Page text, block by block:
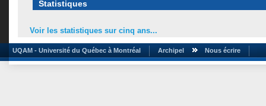
Statistiques
Voir les statistiques sur cinq ans...
UQAM - Université du Québec à Montréal Archipel Nous écrire